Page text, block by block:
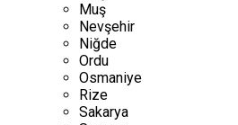
Muş
Nevşehir
Niğde
Ordu
Osmaniye
Rize
Sakarya